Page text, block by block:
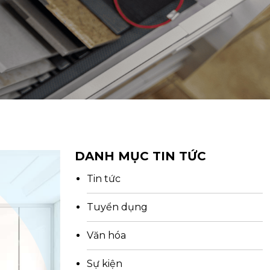
DANH MỤC TIN TỨC
Tin tức
Tuyển dụng
Văn hóa
Sự kiện